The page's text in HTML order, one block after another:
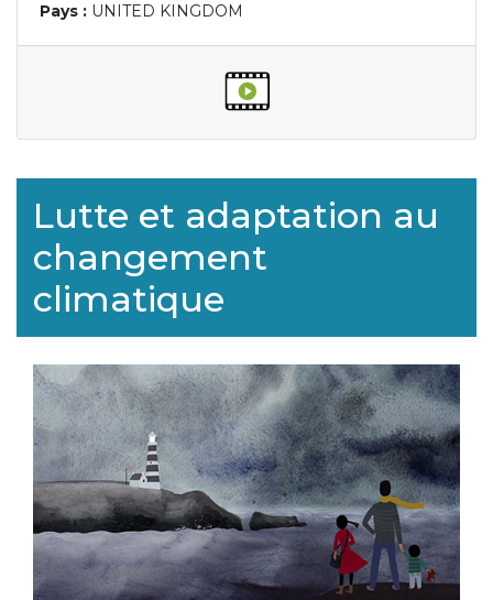
Pays : UNITED KINGDOM
Lutte et adaptation au
changement
climatique